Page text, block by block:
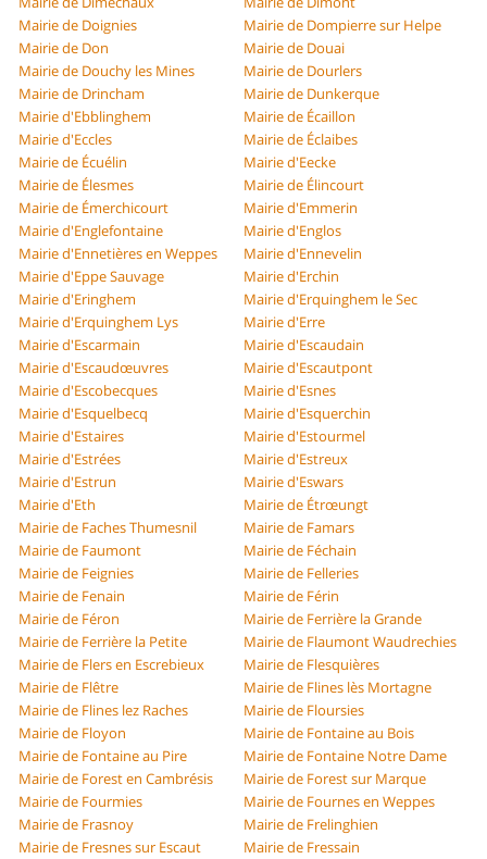
Mairie de Doignies
Mairie de Dompierre sur Helpe
Mairie de Don
Mairie de Douai
Mairie de Douchy les Mines
Mairie de Dourlers
Mairie de Drincham
Mairie de Dunkerque
Mairie d'Ebblinghem
Mairie de Écaillon
Mairie d'Eccles
Mairie de Éclaibes
Mairie de Écuélin
Mairie d'Eecke
Mairie de Élesmes
Mairie de Élincourt
Mairie de Émerchicourt
Mairie d'Emmerin
Mairie d'Englefontaine
Mairie d'Englos
Mairie d'Ennetières en Weppes
Mairie d'Ennevelin
Mairie d'Eppe Sauvage
Mairie d'Erchin
Mairie d'Eringhem
Mairie d'Erquinghem le Sec
Mairie d'Erquinghem Lys
Mairie d'Erre
Mairie d'Escarmain
Mairie d'Escaudain
Mairie d'Escaudœuvres
Mairie d'Escautpont
Mairie d'Escobecques
Mairie d'Esnes
Mairie d'Esquelbecq
Mairie d'Esquerchin
Mairie d'Estaires
Mairie d'Estourmel
Mairie d'Estrées
Mairie d'Estreux
Mairie d'Estrun
Mairie d'Eswars
Mairie d'Eth
Mairie de Étrœungt
Mairie de Faches Thumesnil
Mairie de Famars
Mairie de Faumont
Mairie de Féchain
Mairie de Feignies
Mairie de Felleries
Mairie de Fenain
Mairie de Férin
Mairie de Féron
Mairie de Ferrière la Grande
Mairie de Ferrière la Petite
Mairie de Flaumont Waudrechies
Mairie de Flers en Escrebieux
Mairie de Flesquières
Mairie de Flêtre
Mairie de Flines lès Mortagne
Mairie de Flines lez Raches
Mairie de Floursies
Mairie de Floyon
Mairie de Fontaine au Bois
Mairie de Fontaine au Pire
Mairie de Fontaine Notre Dame
Mairie de Forest en Cambrésis
Mairie de Forest sur Marque
Mairie de Fourmies
Mairie de Fournes en Weppes
Mairie de Frasnoy
Mairie de Frelinghien
Mairie de Fresnes sur Escaut
Mairie de Fressain